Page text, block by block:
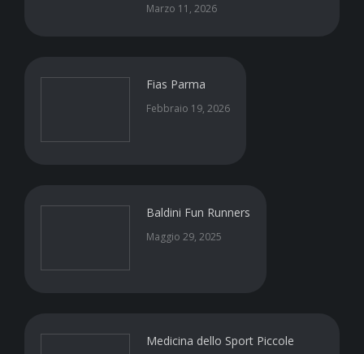
Marzo 11, 2026
Fias Parma
Febbraio 19, 2026
Baldini Fun Runners
Maggio 29, 2025
Medicina dello Sport Piccole